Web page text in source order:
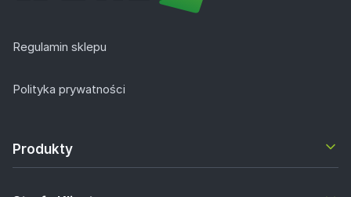
Regulamin sklepu
Polityka prywatności
Produkty